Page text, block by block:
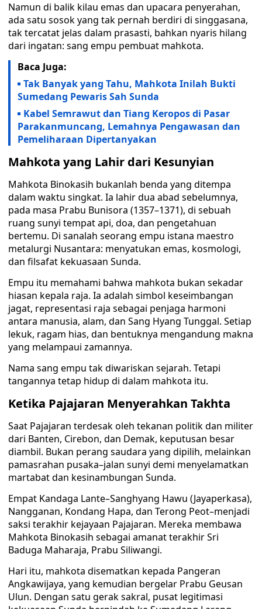
Namun di balik kilau emas dan upacara penyerahan,
ada satu sosok yang tak pernah berdiri di singgasana,
tak tercatat jelas dalam prasasti, bahkan nyaris hilang
dari ingatan: sang empu pembuat mahkota.
Baca Juga:
Tak Banyak yang Tahu, Mahkota Inilah Bukti
Sumedang Pewaris Sah Sunda
Kabel Semrawut dan Tiang Keropos di Pasar
Parakanmuncang, Lemahnya Pengawasan dan
Pemeliharaan Dipertanyakan
Mahkota yang Lahir dari Kesunyian
Mahkota Binokasih bukanlah benda yang ditempa
dalam waktu singkat. Ia lahir dua abad sebelumnya,
pada masa Prabu Bunisora (1357–1371), di sebuah
ruang sunyi tempat api, doa, dan pengetahuan
bertemu. Di sanalah seorang empu istana maestro
metalurgi Nusantara: menyatukan emas, kosmologi,
dan filsafat kekuasaan Sunda.
Empu itu memahami bahwa mahkota bukan sekadar
hiasan kepala raja. Ia adalah simbol keseimbangan
jagat, representasi raja sebagai penjaga harmoni
antara manusia, alam, dan Sang Hyang Tunggal. Setiap
lekuk, ragam hias, dan bentuknya mengandung makna
yang melampaui zamannya.
Nama sang empu tak diwariskan sejarah. Tetapi
tangannya tetap hidup di dalam mahkota itu.
Ketika Pajajaran Menyerahkan Takhta
Saat Pajajaran terdesak oleh tekanan politik dan militer
dari Banten, Cirebon, dan Demak, keputusan besar
diambil. Bukan perang saudara yang dipilih, melainkan
pamasrahan pusaka–jalan sunyi demi menyelamatkan
martabat dan kesinambungan Sunda.
Empat Kandaga Lante–Sanghyang Hawu (Jayaperkasa),
Nangganan, Kondang Hapa, dan Terong Peot–menjadi
saksi terakhir kejayaan Pajajaran. Mereka membawa
Mahkota Binokasih sebagai amanat terakhir Sri
Baduga Maharaja, Prabu Siliwangi.
Hari itu, mahkota disematkan kepada Pangeran
Angkawijaya, yang kemudian bergelar Prabu Geusan
Ulun. Dengan satu gerak sakral, pusat legitimasi